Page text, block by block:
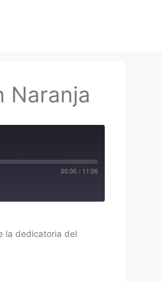
Naranja
00:00 / 11:06
la dedicatoria del